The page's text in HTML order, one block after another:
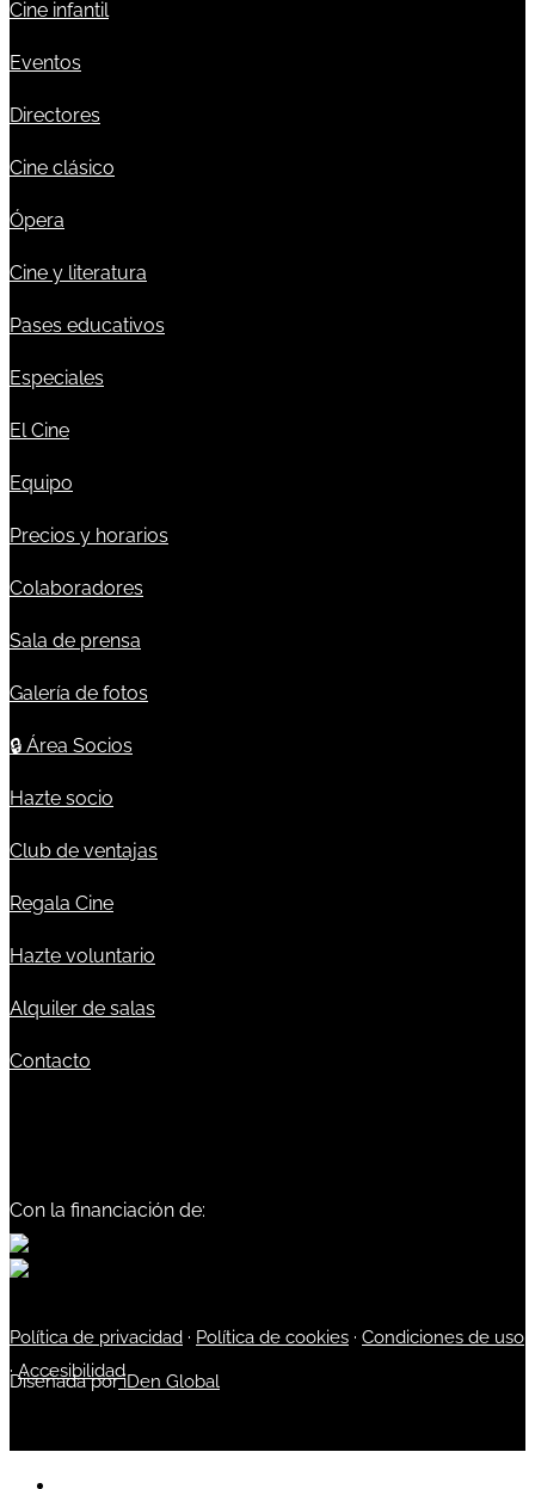
Cine infantil
Eventos
Directores
Cine clásico
Ópera
Cine y literatura
Pases educativos
Especiales
El Cine
Equipo
Precios y horarios
Colaboradores
Sala de prensa
Galería de fotos
🔒 Área Socios
Hazte socio
Club de ventajas
Regala Cine
Hazte voluntario
Alquiler de salas
Contacto
Con la financiación de:
Política de privacidad · Política de cookies · Condiciones de uso
·Accesibilidad
Diseñada poriDen Global